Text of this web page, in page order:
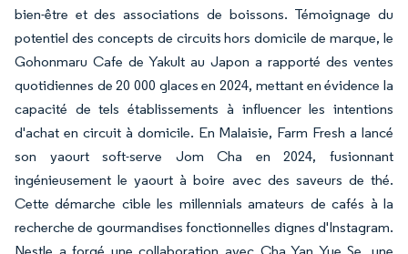
bien-être et des associations de boissons. Témoignage du
potentiel des concepts de circuits hors domicile de marque, le
Gohonmaru Cafe de Yakult au Japon a rapporté des ventes
quotidiennes de 20 000 glaces en 2024, mettant en évidence la
capacité de tels établissements à influencer les intentions
d'achat en circuit à domicile. En Malaisie, Farm Fresh a lancé
son yaourt soft-serve Jom Cha en 2024, fusionnant
ingénieusement le yaourt à boire avec des saveurs de thé.
Cette démarche cible les millennials amateurs de cafés à la
recherche de gourmandises fonctionnelles dignes d'Instagram.